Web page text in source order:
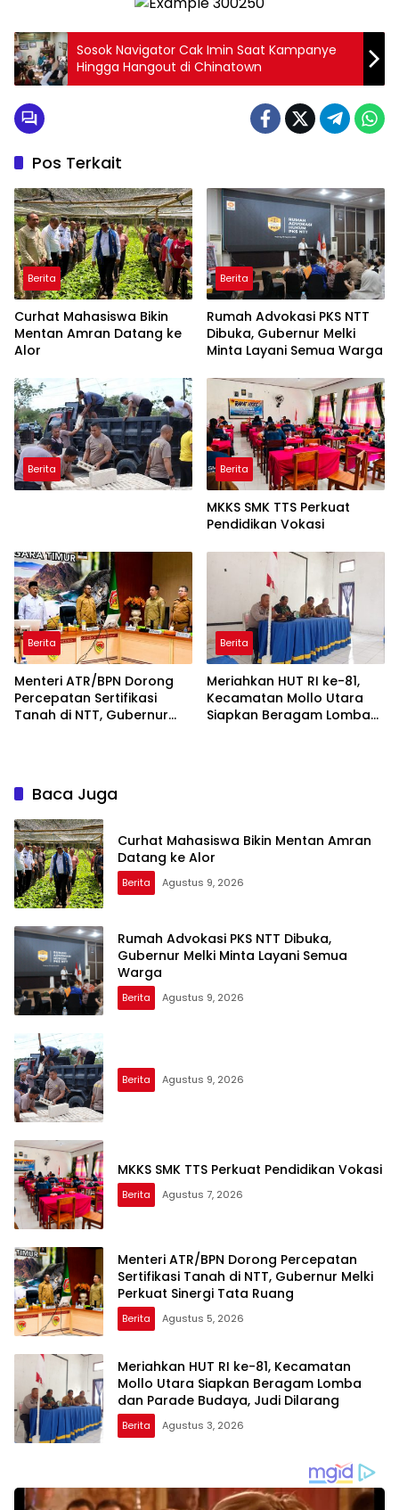
Sosok Navigator Cak Imin Saat Kampanye
Hingga Hangout di Chinatown
Pos Terkait
Berita
Curhat Mahasiswa Bikin
Mentan Amran Datang ke
Alor
Berita
Rumah Advokasi PKS NTT
Dibuka, Gubernur Melki
Minta Layani Semua Warga
Berita Berita
MKKS SMK TTS Perkuat
Pendidikan Vokasi
Berita
Menteri ATR/BPN Dorong
Percepatan Sertifikasi
Tanah di NTT, Gubernur
Berita
Meriahkan HUT RI ke-81,
Kecamatan Mollo Utara
Siapkan Beragam Lomba
Baca Juga
Curhat Mahasiswa Bikin Mentan Amran
Datang ke Alor
Berita Agustus 9, 2026
Rumah Advokasi PKS NTT Dibuka,
Gubernur Melki Minta Layani Semua
Warga
Berita Agustus 9, 2026
Berita Agustus 9, 2026
MKKS SMK TTS Perkuat Pendidikan Vokasi
Berita Agustus 7, 2026
Menteri ATR/BPN Dorong Percepatan
Sertifikasi Tanah di NTT, Gubernur Melki
Perkuat Sinergi Tata Ruang
Berita Agustus 5, 2026
Meriahkan HUT RI ke-81, Kecamatan
Mollo Utara Siapkan Beragam Lomba
dan Parade Budaya, Judi Dilarang
Berita Agustus 3, 2026